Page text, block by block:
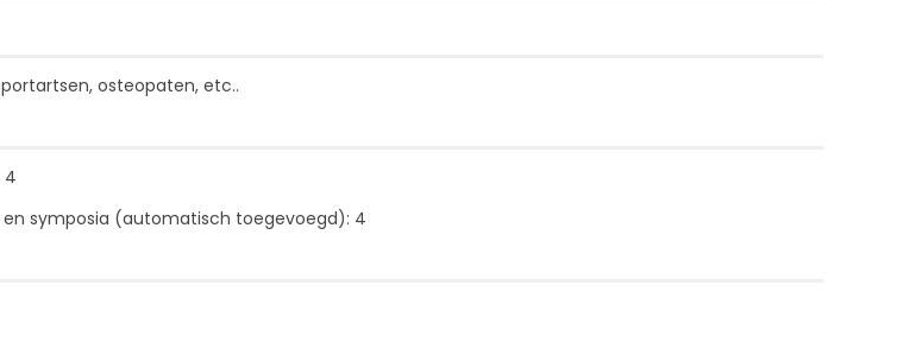
osteopaten, etc..
4
symposia (automatisch toegevoegd): 4